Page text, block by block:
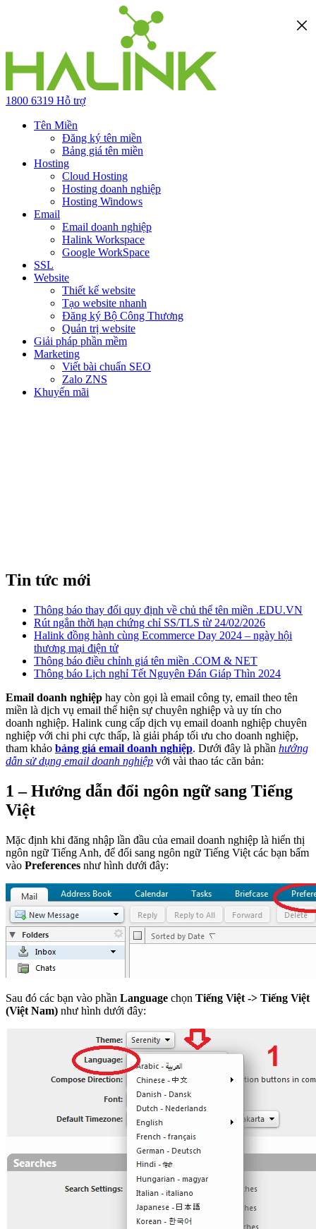
1800 6319 Hỗ trợ
Tên Miền
Đăng ký tên miền
Bảng giá tên miền
Hosting
Cloud Hosting
Hosting doanh nghiệp
Hosting Windows
Email
Email doanh nghiệp
Halink Workspace
Google WorkSpace
SSL
Website
Thiết kế website
Tạo website nhanh
Đăng ký Bộ Công Thương
Quản trị website
Giải pháp phần mềm
Marketing
Viết bài chuẩn SEO
Zalo ZNS
Khuyến mãi
Tin tức mới
Thông báo thay đổi quy định về chủ thể tên miền .EDU.VN
Rút ngắn thời hạn chứng chỉ SS/TLS từ 24/02/2026
Halink đồng hành cùng Ecommerce Day 2024 – ngày hội
thương mại điện tử
Thông báo điều chỉnh giá tên miền .COM & NET
Thông báo Lịch nghỉ Tết Nguyên Đán Giáp Thìn 2024
Email doanh nghiệp hay còn gọi là email công ty, email theo tên
miền là dịch vụ email thể hiện sự chuyên nghiệp và uy tín cho
doanh nghiệp. Halink cung cấp dịch vụ email doanh nghiệp chuyên
nghiệp với chi phi cực thấp, là giải pháp tối ưu cho doanh nghiệp,
tham khảo bảng giá email doanh nghiệp. Dưới đây là phần hướng
dẫn sử dụng email doanh nghiệp với vài thao tác căn bản:
1 – Hướng dẫn đổi ngôn ngữ sang Tiếng
Việt
Mặc định khi đăng nhập lần đầu của email doanh nghiệp là hiển thị
ngôn ngữ Tiếng Anh, để đổi sang ngôn ngữ Tiếng Việt các bạn bấm
vào Preferences như hình dưới đây:
Sau đó các bạn vào phần Language chọn Tiếng Việt -> Tiếng Việt
(Việt Nam) như hình dưới đây: